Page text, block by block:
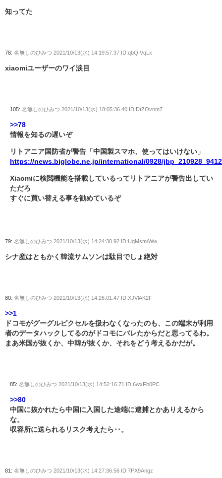
知ってた
78: 名無しのひみつ 2021/10/13(水) 14:19:57.37 ID:qbQIVqLx
xiaomiユーザーのワイ涙目
105: 名無しのひみつ 2021/10/13(水) 18:05:36.40 ID:DtZOvnm7
>>78
情報を知るの遅いぞ
リトアニア国防省が警告「中国製スマホ、使ってはいけない」
https://news.biglobe.ne.jp/international/0928/
Xiaomiに検閲機能を搭載しているってリトアニアが警告出してい
ただろ
すぐに買い替える事を勧めているぞ
79: 名無しのひみつ 2021/10/13(水) 14:24:30.92 ID:UgMsm/Ww
シナ産はともかく韓流サムソンは駄目でしょ絶対
80: 名無しのひみつ 2021/10/13(水) 14:26:01.47 ID:XJVlAK2F
>>1
ドコモがグーグルピクセルを扱わなくなったのも、この端末が利用
者のデータハックしてるのがドコモにバレたからだと思ってるわ。
まあ米国が抜くか、中韓が抜くか、それをどう考えるかだが。
85: 名無しのひみつ 2021/10/13(水) 14:52:16.71 ID:6wxFb0PC
>>80
中国に抜かれたら中国に入国した途端に逮捕とかありえるから
な。
収容所に送られるリスク考えたら‥。
81: 名無しのひみつ 2021/10/13(水) 14:27:36.56 ID:7PX9Angz